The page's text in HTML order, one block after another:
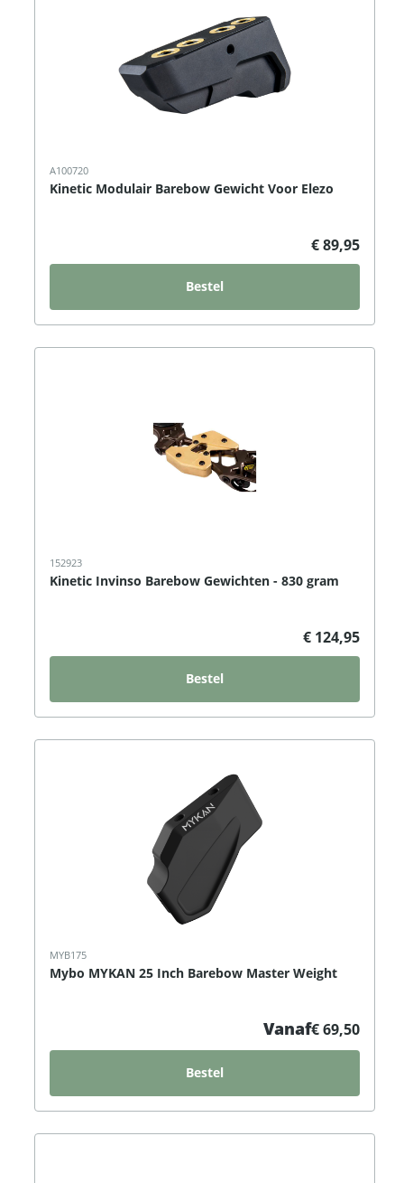
A100720
Kinetic Modulair Barebow Gewicht Voor Elezo
€ 89,95
Bestel
152923
Kinetic Invinso Barebow Gewichten - 830 gram
€ 124,95
Bestel
MYB175
Mybo MYKAN 25 Inch Barebow Master Weight
Vanaf€ 69,50
Bestel